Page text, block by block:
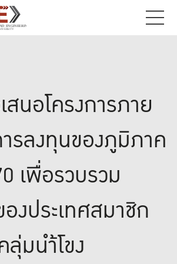
สนอโครงการภาย
รลงทุนของภูมิภาค
เพื่อรวบรวม
งประเทศสมาชิก
มนำ้โขง